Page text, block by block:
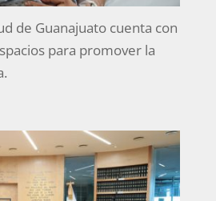
de Guanajuato cuenta con
para promover la